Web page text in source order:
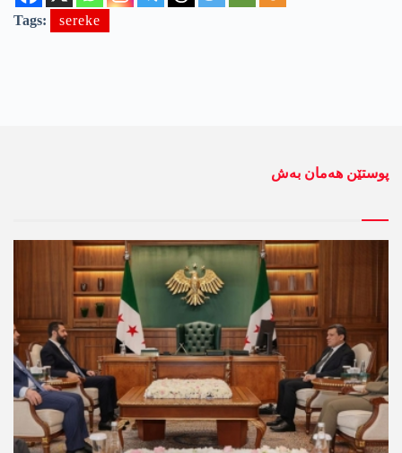
Tags: sereke
پوستێن ھەمان بەش